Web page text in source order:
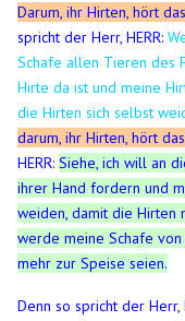
Darum, ihr Hirten, hört
spricht der Herr, HERR:
Schafe allen Tieren des
Hirte da ist und meine
die Hirten sich selbst
darum, ihr Hirten, hört
HERR: Siehe, ich will an
ihrer Hand fordern und
weiden, damit die Hirten
werde meine Schafe
mehr zur Speise seien.
Denn so spricht der Herr,